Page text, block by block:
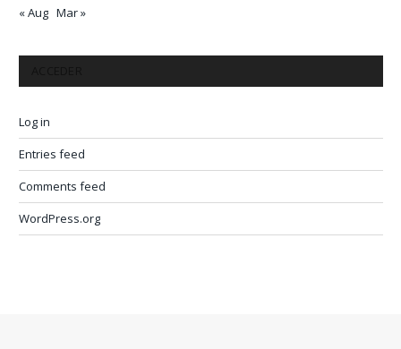
« Aug Mar »
Log in
Entries feed
Comments feed
WordPress.org